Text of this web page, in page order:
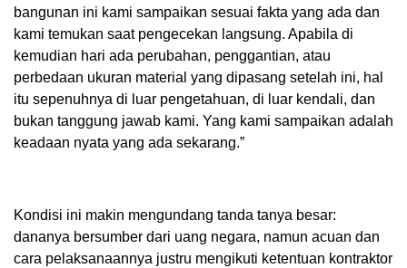
bangunan ini kami sampaikan sesuai fakta yang ada dan
kami temukan saat pengecekan langsung. Apabila di
kemudian hari ada perubahan, penggantian, atau
perbedaan ukuran material yang dipasang setelah ini, hal
itu sepenuhnya di luar pengetahuan, di luar kendali, dan
bukan tanggung jawab kami. Yang kami sampaikan adalah
keadaan nyata yang ada sekarang.”
Kondisi ini makin mengundang tanda tanya besar:
dananya bersumber dari uang negara, namun acuan dan
cara pelaksanaannya justru mengikuti ketentuan kontraktor